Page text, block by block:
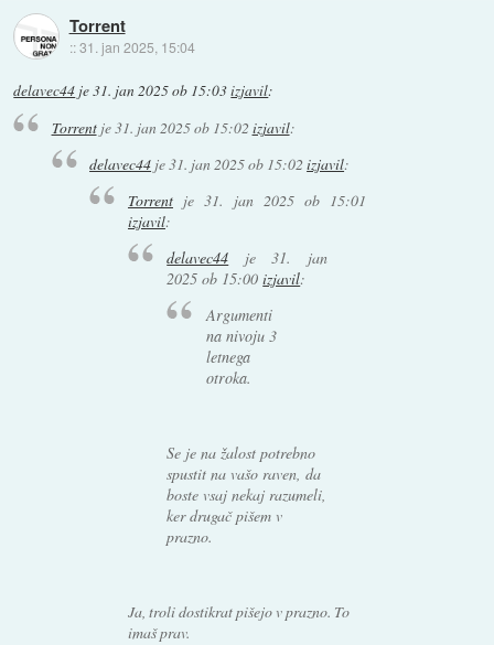
Torrent
::31. jan 2025, 15:04
delavec44 je31. jan 2025 ob 15:03izjavil:
Torrentje31. jan 2025 ob 15:02 izjavil:
delavec44 je31. jan 2025 ob 15:02izjavil:
Torrentje31. jan 2025 ob 15:01
izjavil:
delavec44 je31. jan
2025 ob 15:00 izjavil:
Argumenti
na nivoju 3
letnega
otroka.
Se je na žalost potrebno
spustit na vašo raven, da
boste vsaj nekaj razumeli,
ker drugač pišem v
prazno.
Ja, troli dostikrat pišejo v prazno. To
imaš prav.